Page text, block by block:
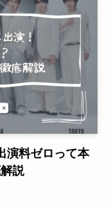
演料ゼロって本
説